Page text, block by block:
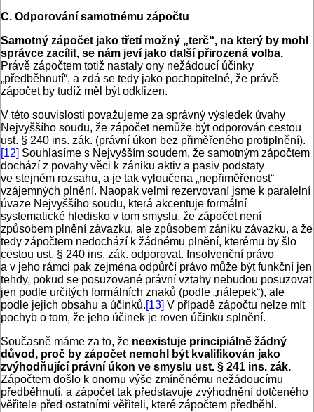
C. Odporování samotnému zápočtu
Samotný zápočet jako třetí možný „terč“, na který by mohl
správce zacílit, se nám jeví jako další přirozená volba.
Právě zápočtem totiž nastaly ony nežádoucí účinky
„předběhnutí“, a zdá se tedy jako pochopitelné, že právě
zápočet by tudíž měl být odklizen.
V této souvislosti považujeme za správný výsledek úvahy
Nejvyššího soudu, že zápočet nemůže být odporován cestou
ust. § 240 ins. zák. (právní úkon bez přiměřeného protiplnění).
[12] Souhlasíme s Nejvyšším soudem, že samotným zápočtem
dochází z povahy věci k zániku aktiv a pasiv podstaty
ve stejném rozsahu, a je tak vyloučena „nepřiměřenost“
vzájemných plnění. Naopak velmi rezervovaní jsme k paralelní
úvaze Nejvyššího soudu, která akcentuje formální
systematické hledisko v tom smyslu, že zápočet není
způsobem plnění závazku, ale způsobem zániku závazku, a že
tedy zápočtem nedochází k žádnému plnění, kterému by šlo
cestou ust. § 240 ins. zák. odporovat. Insolvenční právo
a v jeho rámci pak zejména odpůrčí právo může být funkční jen
tehdy, pokud se posuzované právní vztahy nebudou posuzovat
jen podle určitých formálních znaků (podle „nálepek“), ale
podle jejich obsahu a účinků.[13] V případě zápočtu nelze mít
pochyb o tom, že jeho účinek je roven účinku splnění.
Současně máme za to, že neexistuje principiálně žádný
důvod, proč by zápočet nemohl být kvalifikován jako
zvýhodňující právní úkon ve smyslu ust. § 241 ins. zák.
Zápočtem došlo k onomu výše zmíněnému nežádoucímu
předběhnutí, a zápočet tak představuje zvýhodnění dotčeného
věřitele před ostatními věřiteli, které zápočtem předběhl.